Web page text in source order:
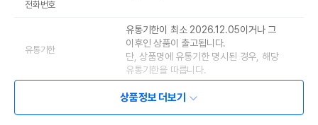
전화번호
유통기한
유통기한이 최소 2026.12.05이거나 그
이후인 상품이 출고됩니다.
단, 상품명에 유통기한 명시된 경우, 해당
유통기한을 따릅니다.
상품정보 더보기